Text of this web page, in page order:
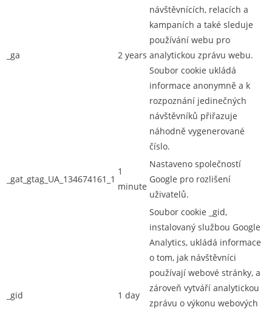
_ga 2 years
návštěvnících, relacích a
kampaních a také sleduje
používání webu pro
analytickou zprávu webu.
Soubor cookie ukládá
informace anonymně a k
rozpoznání jedinečných
návštěvníků přiřazuje
náhodně vygenerované
číslo.
_gat_gtag_UA_134674161_1
1
minute
Nastaveno společností
Google pro rozlišení
uživatelů.
_gid 1 day
Soubor cookie _gid,
instalovaný službou Google
Analytics, ukládá informace
o tom, jak návštěvníci
používají webové stránky, a
zároveň vytváří analytickou
zprávu o výkonu webových